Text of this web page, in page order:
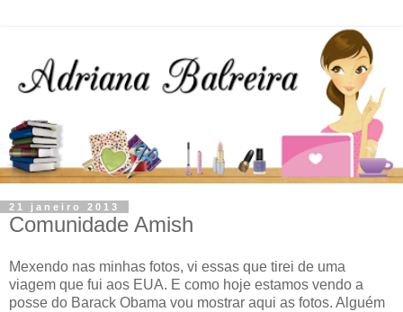
21 janeiro 2013
Comunidade Amish
Mexendo nas minhas fotos, vi essas que tirei de uma
viagem que fui aos EUA. E como hoje estamos vendo a
posse do Barack Obama vou mostrar aqui as fotos. Alguém